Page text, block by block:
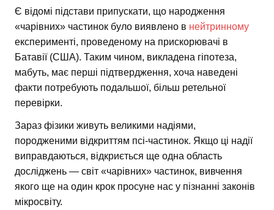
Є відомі підстави припускати, що народження
«чарівних» частинок було виявлено в нейтринному
експерименті, проведеному на прискорювачі в
Батавії (США). Таким чином, викладена гіпотеза,
мабуть, має перші підтвердження, хоча наведені
факти потребують подальшої, більш ретельної
перевірки.
Зараз фізики живуть великими надіями,
породженими відкриттям псі-частинок. Якщо ці надії
виправдаються, відкриється ще одна область
досліджень — світ «чарівних» частинок, вивчення
якого ще на один крок просуне нас у пізнанні законів
мікросвіту.